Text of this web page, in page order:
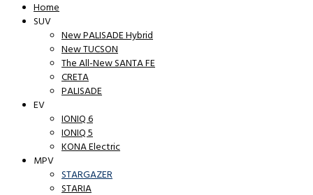
Home
SUV
New PALISADE Hybrid
New TUCSON
The All-New SANTA FE
CRETA
PALISADE
EV
IONIQ 6
IONIQ 5
KONA Electric
MPV
STARGAZER
STARIA